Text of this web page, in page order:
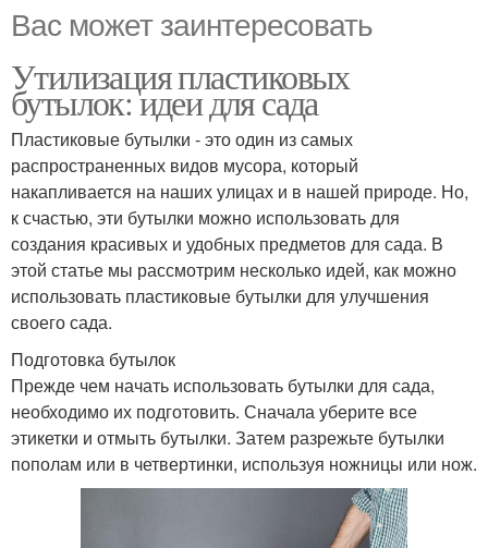
Вас может заинтересовать
Утилизация пластиковых
бутылок: идеи для сада
Пластиковые бутылки - это один из самых
распространенных видов мусора, который
накапливается на наших улицах и в нашей природе. Но,
к счастью, эти бутылки можно использовать для
создания красивых и удобных предметов для сада. В
этой статье мы рассмотрим несколько идей, как можно
использовать пластиковые бутылки для улучшения
своего сада.
Подготовка бутылок
Прежде чем начать использовать бутылки для сада,
необходимо их подготовить. Сначала уберите все
этикетки и отмыть бутылки. Затем разрежьте бутылки
пополам или в четвертинки, используя ножницы или нож.